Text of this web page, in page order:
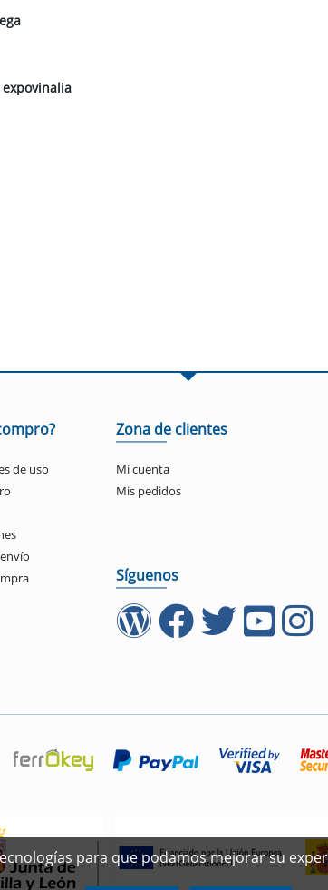
expovinalia
de uso
Zona de clientes
Mi cuenta
Mis pedidos
Síguenos
para que podamos mejorar su